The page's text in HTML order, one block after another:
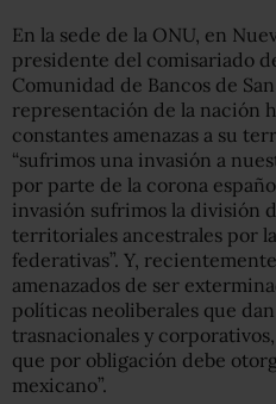
En la sede de la ONU, en
presidente del comisariado
Comunidad de Bancos de
representación de la nación
constantes amenazas a su
“sufrimos una invasión a
por parte de la corona
invasión sufrimos la división
territoriales ancestrales por
federativas”. Y,
amenazados de ser
políticas neoliberales que
trasnacionales y
que por obligación debe
mexicano”.